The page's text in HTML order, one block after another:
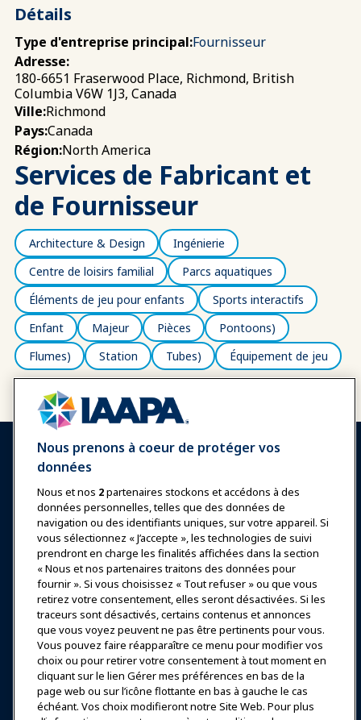
Détails
Type d'entreprise principal:Fournisseur
Adresse:
180-6651 Fraserwood Place, Richmond, British
Columbia V6W 1J3, Canada
Ville:Richmond
Pays:Canada
Région:North America
Services de Fabricant et
de Fournisseur
Architecture & Design
Ingénierie
Centre de loisirs familial
Parcs aquatiques
Éléments de jeu pour enfants
Sports interactifs
Enfant
Majeur Pièces
Pontoons)
Flumes)
Station Tubes) Équipement de jeu
Se connecter Rejoindre maintenant
Récompenses Carrières
Contact
Expositions et Événements
Nouvelles & Funworld
Éducation
Sécurité & Protection
Nous prenons à coeur de protéger vos
données
Nous et nos 2partenaires stockons et accédons à des
données personnelles, telles que des données de
navigation ou des identifiants uniques, sur votre appareil. Si
vous sélectionnez « J’accepte », les technologies de suivi
prendront en charge les finalités affichées dans la section
« Nous et nos partenaires traitons des données pour
fournir ». Si vous choisissez « Tout refuser » ou que vous
retirez votre consentement, elles seront désactivées. Si les
traceurs sont désactivés, certains contenus et annonces
que vous voyez peuvent ne pas être pertinents pour vous.
Vous pouvez faire réapparaître ce menu pour modifier vos
choix ou pour retirer votre consentement à tout moment en
cliquant sur le lien Gérer mes préférences en bas de la
page web ou sur l’icône flottante en bas à gauche le cas
échéant. Vos choix modifieront notre Site Web. Pour plus